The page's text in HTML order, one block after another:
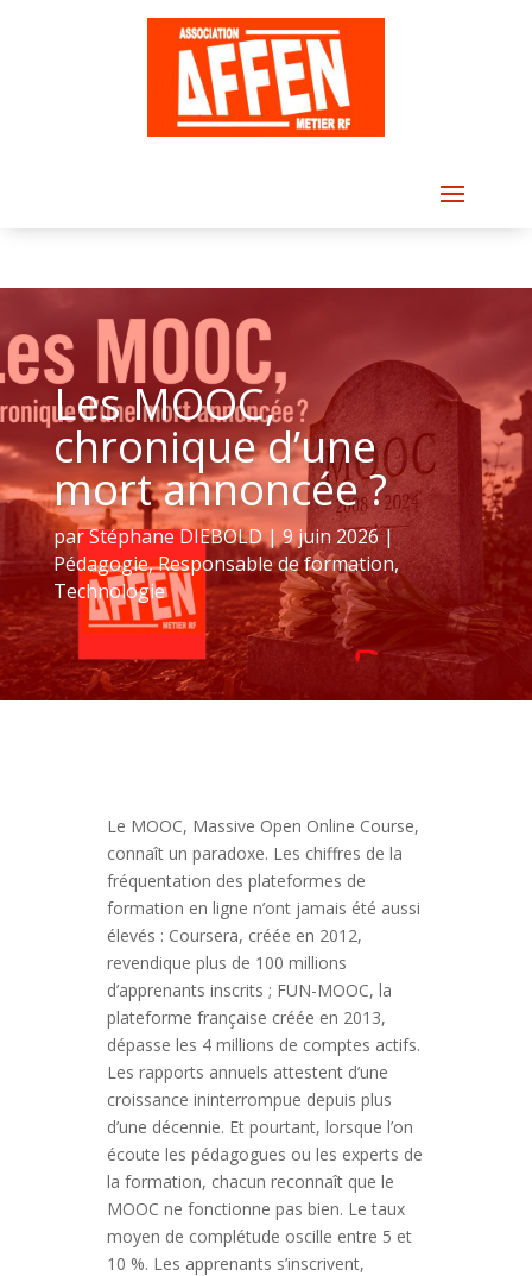
Les MOOC,
chronique d’une
mort annoncée ?
parStéphane DIEBOLD|9 juin 2026|
Pédagogie,Responsable de formation,
Technologie
Le MOOC, Massive Open Online Course,
connaît un paradoxe. Les chiffres de la
fréquentation des plateformes de
formation en ligne n’ont jamais été aussi
élevés : Coursera, créée en 2012,
revendique plus de 100 millions
d’apprenants inscrits ; FUN-MOOC, la
plateforme française créée en 2013,
dépasse les 4 millions de comptes actifs.
Les rapports annuels attestent d’une
croissance ininterrompue depuis plus
d’une décennie. Et pourtant, lorsque l’on
écoute les pédagogues ou les experts de
la formation, chacun reconnaît que le
MOOC ne fonctionne pas bien. Le taux
moyen de complétude oscille entre 5 et
10 %. Les apprenants s’inscrivent,